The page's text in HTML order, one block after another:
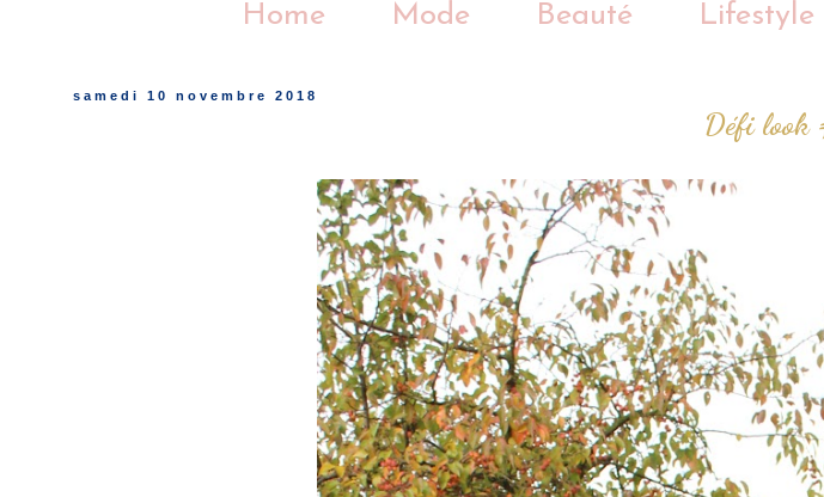
Home Mode Beauté Lifestyle
samedi 10 novembre 2018
Défi look